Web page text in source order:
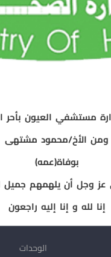
مستشفي العيون
ومن الأخ/محمود مشتهى
بوفاة(عمه)
عز وجل أن يلهمهم جميل
إنا لله و إنا إليه راجعون
الوحدات